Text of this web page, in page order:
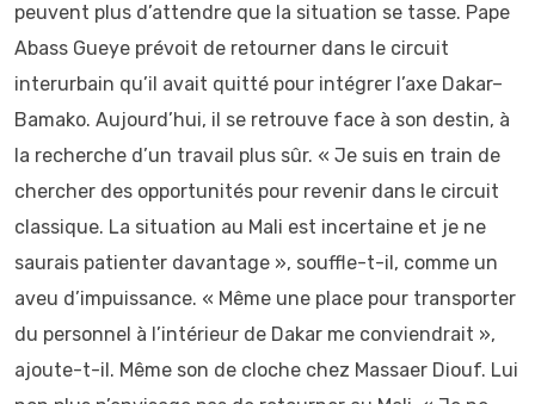
peuvent plus d’attendre que la situation se tasse. Pape
Abass Gueye prévoit de retourner dans le circuit
interurbain qu’il avait quitté pour intégrer l’axe Dakar–
Bamako. Aujourd’hui, il se retrouve face à son destin, à
la recherche d’un travail plus sûr. « Je suis en train de
chercher des opportunités pour revenir dans le circuit
classique. La situation au Mali est incertaine et je ne
saurais patienter davantage », souffle-t-il, comme un
aveu d’impuissance. « Même une place pour transporter
du personnel à l’intérieur de Dakar me conviendrait »,
ajoute-t-il. Même son de cloche chez Massaer Diouf. Lui